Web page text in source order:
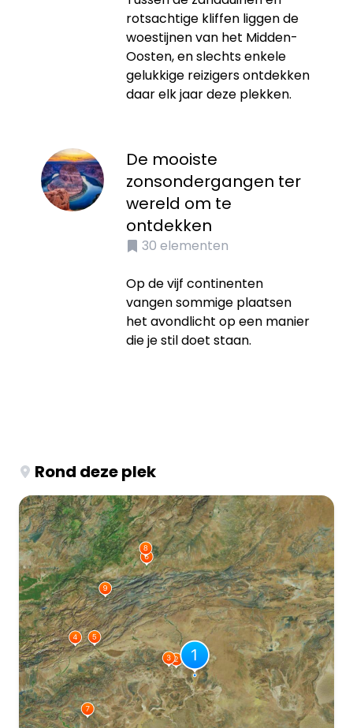
rotsachtige kliffen liggen de
woestijnen van het Midden-
Oosten, en slechts enkele
gelukkige reizigers ontdekken
daar elk jaar deze plekken.
De mooiste
zonsondergangen ter
wereld om te
ontdekken
30 elementen
Op de vijf continenten
vangen sommige plaatsen
het avondlicht op een manier
die je stil doet staan.
Rond deze plek